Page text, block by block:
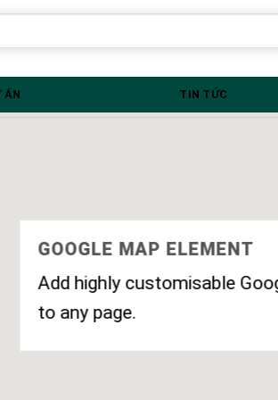
ÁN TIN TỨC
GOOGLE MAP ELEMENT
Add highly customisable
to any page.